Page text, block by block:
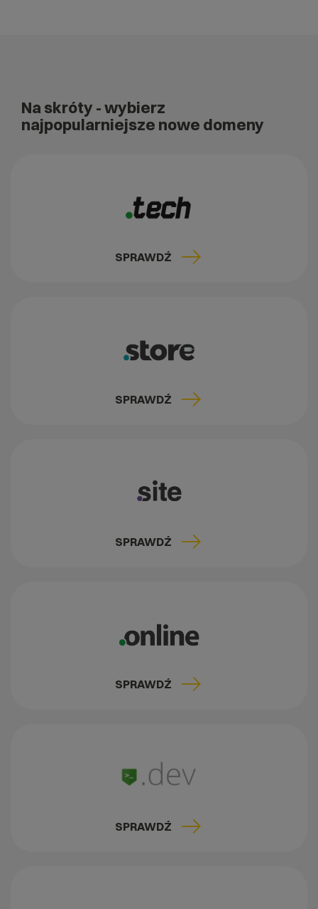
Na skróty - wybierz
najpopularniejsze nowe domeny
SPRAWDŹ
SPRAWDŹ
SPRAWDŹ
SPRAWDŹ
SPRAWDŹ